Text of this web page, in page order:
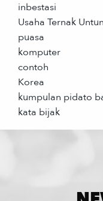
inbestasi
Usaha Ternak
puasa
komputer
contoh
Korea
kumpulan pidato
kata bijak